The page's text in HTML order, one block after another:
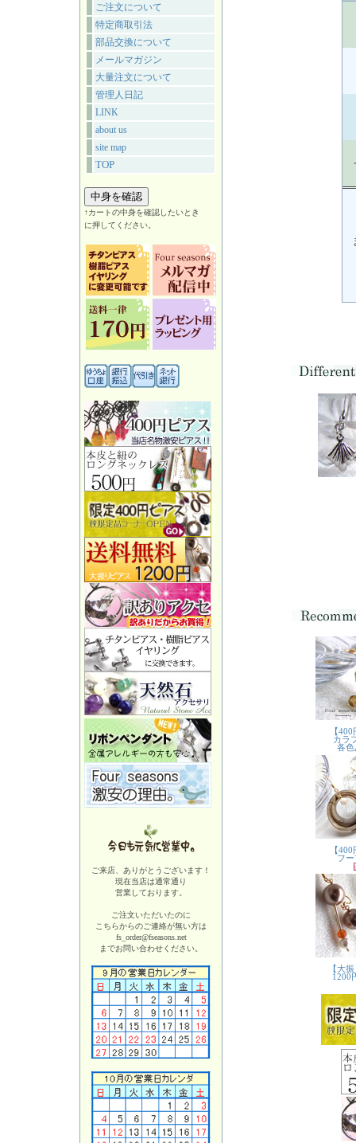
ご注文について
特定商取引法
部品交換について
メールマガジン
大量注文について
管理人日記
LINK
about us
site map
TOP
↑カートの中身を確認したいとき
に押してください。
ご来店、ありがとうございます！
現在当店は通常通り
営業しております。
ご注文いただいたのに
こちらからのご連絡が無い方は
fs_order@fseasons.net
までお問い合わせください。